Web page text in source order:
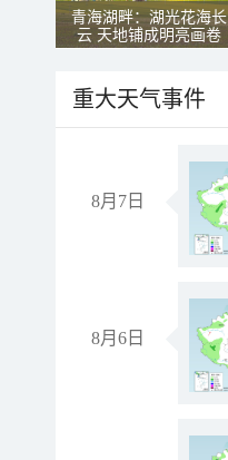
青海湖畔：湖光花海长
云 天地铺成明亮画卷
重大天气事件
8月7日
8月6日